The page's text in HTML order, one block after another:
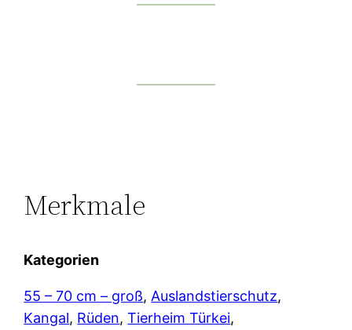
Merkmale
Kategorien
55 – 70 cm – groß, Auslandstierschutz
Kangal, Rüden, Tierheim Türkei